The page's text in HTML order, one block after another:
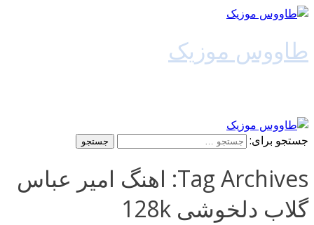
طاووس موزیک
جستجو برای:
Tag Archives: اهنگ امیر عباس
گلاب دلخوشی 128k